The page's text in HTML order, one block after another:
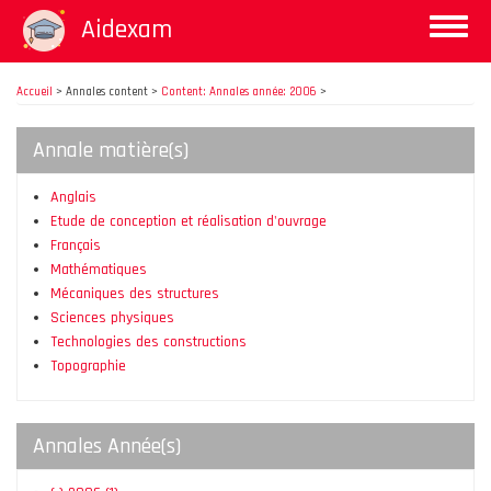
Aller
contenu
principal
Toggle
Aidexam
Accueil > Annales content > Content: Annales année: 2006 >
Annale matière(s)
Anglais
Etude de conception et réalisation d'ouvrage
Français
Mathématiques
Mécaniques des structures
Sciences physiques
Technologies des constructions
Topographie
Annales Année(s)